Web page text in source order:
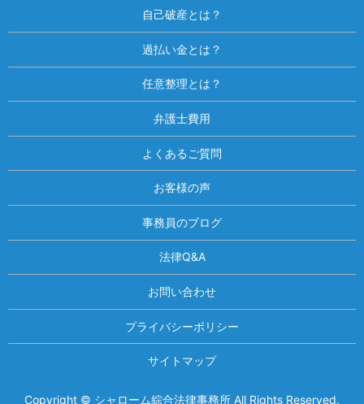
自己破産とは？
過払い金とは？
任意整理とは？
弁護士費用
よくあるご質問
お客様の声
事務員のブログ
法律Q&A
お問い合わせ
プライバシーポリシー
サイトマップ
Copyright © シャローム綜合法律事務所 All Rights Reserved.